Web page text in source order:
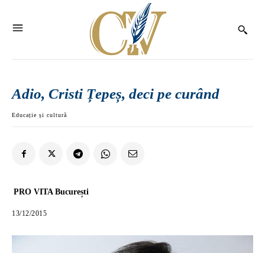
Adio, Cristi Țepeș, deci pe curând
Educație și cultură
PRO VITA București
13/12/2015